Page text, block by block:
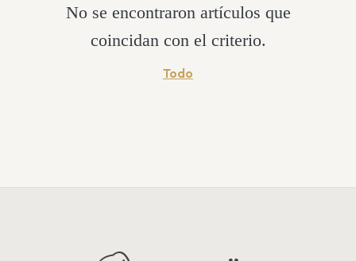
No se encontraron artículos que
coincidan con el criterio.
Todo